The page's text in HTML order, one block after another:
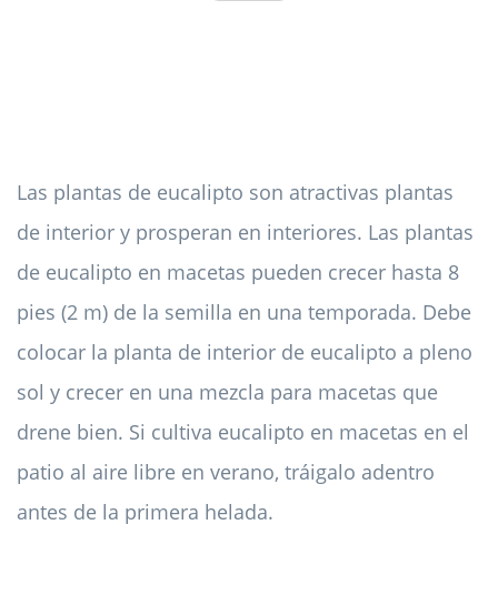
Las plantas de eucalipto son atractivas plantas
de interior y prosperan en interiores. Las plantas
de eucalipto en macetas pueden crecer hasta 8
pies (2 m) de la semilla en una temporada. Debe
colocar la planta de interior de eucalipto a pleno
sol y crecer en una mezcla para macetas que
drene bien. Si cultiva eucalipto en macetas en el
patio al aire libre en verano, tráigalo adentro
antes de la primera helada.